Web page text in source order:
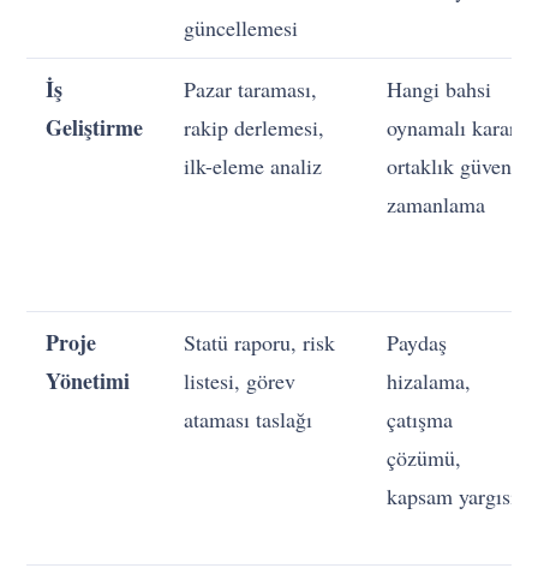
güncellemesi
İş
Geliştirme
Pazar taraması,
rakip derlemesi,
ilk-eleme analiz
Hangi bahsi
oynamalı kararı,
ortaklık güveni,
zamanlama
Proje
Yönetimi
Statü raporu, risk
listesi, görev
ataması taslağı
Paydaş
hizalama,
çatışma
çözümü,
kapsam yargısı